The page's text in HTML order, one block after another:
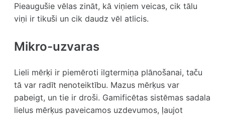
Pieaugušie vēlas zināt, kā viņiem veicas, cik tālu
viņi ir tikuši un cik daudz vēl atlicis.
Mikro-uzvaras
Lieli mērķi ir piemēroti ilgtermiņa plānošanai, taču
tā var radīt nenoteiktību. Mazus mērķus var
pabeigt, un tie ir droši. Gamificētas sistēmas sadala
lielus mērķus paveicamos uzdevumos, ļaujot